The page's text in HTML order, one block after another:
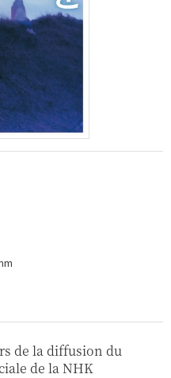
de la diffusion du
de la NHK